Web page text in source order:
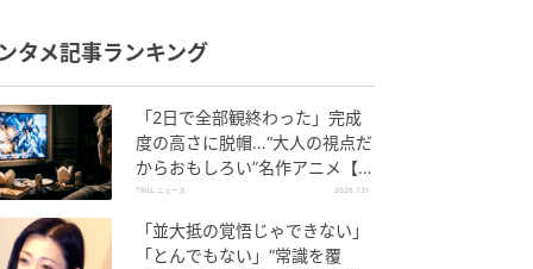
タメ記事ランキング
「2日で全部観終わった」完成
度の高さに脱帽…“大人の視点だ
からおもしろい”名作アニメ【３
選】
TRILL ニュース 2026.7.31
「並大抵の覚悟じゃできない」
「とんでもない」“常識を覆